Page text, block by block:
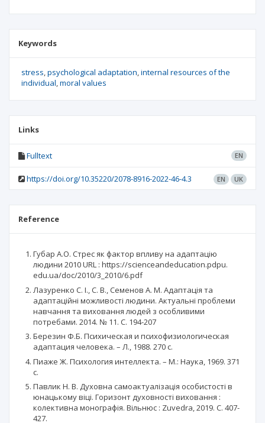
Keywords
stress psychological adaptation internal resources of the
individual moral values
Links
Fulltext EN
https://doi.org/10.35220/2078-8916-2022-46-4.3 EN UK
Reference
Губар А.О. Стрес як фактор впливу на адаптацію
людини 2010 URL : https://scienceandeducation.pdpu.
edu.ua/doc/2010/3_2010/6.pdf
Лазуренко С. І., С. В., Семенов А. М. Адаптація та
адаптаційні можливості людини. Актуальні проблеми
навчання та виховання людей з особливими
потребами. 2014. № 11. С. 194-207
Березин Ф.Б. Психическая и психофизиологическая
адаптация человека. – Л., 1988. 270 с.
Пиаже Ж. Психология интеллекта. – М.: Наука, 1969. 371
с.
Павлик Н. В. Духовна самоактуалізація особистості в
юнацькому віці. Горизонт духовності виховання :
колективна монографія. Вільнюс : Zuvedra, 2019. С. 407-
427.